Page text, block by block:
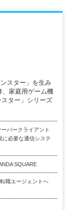
スター」を生み
、家庭用ゲーム機
ター」シリーズ
バークライアント
に必要な通信システ
SQUARE
職エージェントへ